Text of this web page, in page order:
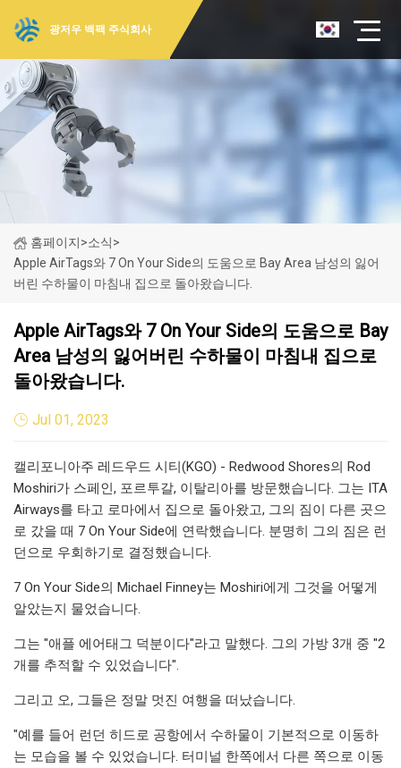
광저우 백팩 주식회사
홈페이지>소식>
Apple AirTags와 7 On Your Side의 도움으로 Bay Area 남성의 잃어
버린 수하물이 마침내 집으로 돌아왔습니다.
Apple AirTags와 7 On Your Side의 도움으로 Bay
Area 남성의 잃어버린 수하물이 마침내 집으로
돌아왔습니다.
Jul 01, 2023
캘리포니아주 레드우드 시티(KGO) - Redwood Shores의 Rod
Moshiri가 스페인, 포르투갈, 이탈리아를 방문했습니다. 그는 ITA
Airways를 타고 로마에서 집으로 돌아왔고, 그의 짐이 다른 곳으
로 갔을 때 7 On Your Side에 연락했습니다. 분명히 그의 짐은 런
던으로 우회하기로 결정했습니다.
7 On Your Side의 Michael Finney는 Moshiri에게 그것을 어떻게
알았는지 물었습니다.
그는 "애플 에어태그 덕분이다"라고 말했다. 그의 가방 3개 중 "2
개를 추적할 수 있었습니다".
그리고 오, 그들은 정말 멋진 여행을 떠났습니다.
"예를 들어 런던 히드로 공항에서 수하물이 기본적으로 이동하
는 모습을 볼 수 있었습니다. 터미널 한쪽에서 다른 쪽으로 이동